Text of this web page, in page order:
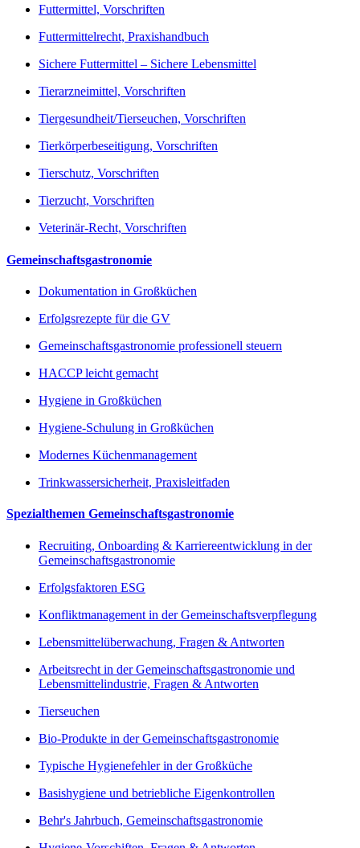
Futtermittel, Vorschriften
Futtermittelrecht, Praxishandbuch
Sichere Futtermittel – Sichere Lebensmittel
Tierarzneimittel, Vorschriften
Tiergesundheit/Tierseuchen, Vorschriften
Tierkörperbeseitigung, Vorschriften
Tierschutz, Vorschriften
Tierzucht, Vorschriften
Veterinär-Recht, Vorschriften
Gemeinschaftsgastronomie
Dokumentation in Großküchen
Erfolgsrezepte für die GV
Gemeinschaftsgastronomie professionell steuern
HACCP leicht gemacht
Hygiene in Großküchen
Hygiene-Schulung in Großküchen
Modernes Küchenmanagement
Trinkwassersicherheit, Praxisleitfaden
Spezialthemen Gemeinschaftsgastronomie
Recruiting, Onboarding & Karriereentwicklung in der
Gemeinschaftsgastronomie
Erfolgsfaktoren ESG
Konfliktmanagement in der Gemeinschaftsverpflegung
Lebensmittelüberwachung, Fragen & Antworten
Arbeitsrecht in der Gemeinschaftsgastronomie und
Lebensmittelindustrie, Fragen & Antworten
Tierseuchen
Bio-Produkte in der Gemeinschaftsgastronomie
Typische Hygienefehler in der Großküche
Basishygiene und betriebliche Eigenkontrollen
Behr's Jahrbuch, Gemeinschaftsgastronomie